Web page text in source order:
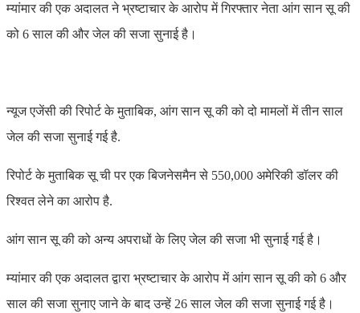
म्यांमार की एक अदालत ने भ्रष्टाचार के आरोप में गिरफ्तार नेता आंग सान सू की
को 6 साल की और जेल की सजा सुनाई है।
न्यूज एजेंसी की रिपोर्ट के मुताबिक, आंग सान सू की को दो मामलों में तीन साल
जेल की सजा सुनाई गई है.
रिपोर्ट के मुताबिक सू ची पर एक बिजनेसमैन से 550,000 अमेरिकी डॉलर की
रिश्वत लेने का आरोप है.
आंग सान सू की को अन्य अपराधों के लिए जेल की सजा भी सुनाई गई है।
म्यांमार की एक अदालत द्वारा भ्रष्टाचार के आरोप में आंग सान सू की को 6 और
साल की सजा सुनाए जाने के बाद उन्हें 26 साल जेल की सजा सुनाई गई है।